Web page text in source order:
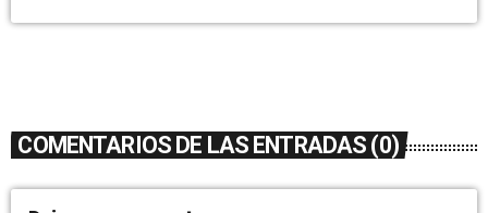
COMENTARIOS DE LAS ENTRADAS (0)